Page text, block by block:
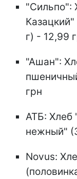
"Сильпо":
г) - 12,99
"Ашан":
грн
АТБ: Хлеб
нежный"
Novus: